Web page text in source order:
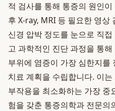
적 검사를 통해 통증의 원인
후 X-ray, MRI 등 필요한 영상
신경 압박 정도를 눈으로 직
고 과학적인 진단 과정을 통
부위에 염증이 가장 심한지를
치료 계획을 수립합니다. 이
부작용을 최소화하는 가장 중
험을 갖춘 통증의학과 전문의